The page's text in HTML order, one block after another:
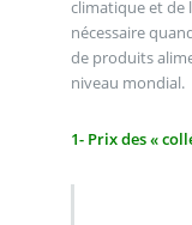
climatique et de
nécessaire
de produits
niveau mondial.
1- Prix des «